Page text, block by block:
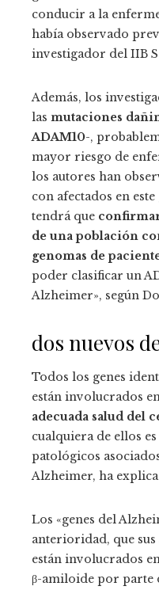
conducir a la
había observado
investigador del IIB
Además, los
las mutaciones
ADAM10-,
mayor riesgo de
los autores han
con afectados en
tendrá que
de una población
genomas de
poder clasificar un
Alzheimer», según
dos nuevos
Todos los genes
están involucrados
adecuada salud del
cualquiera de ellos
patológicos
Alzheimer, ha
Los «genes del
anterioridad, que sus
están involucrados
β-amiloide por parte